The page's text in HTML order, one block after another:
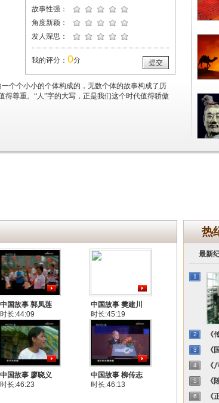
个个小小的个体构成的，无数个体的故事构成了历
尊重。“人”字的大写，正是我们这个时代值得骄傲
故事性强：
角度新颖：
发人深思：
我的评分： 0分 提交
中国故事 郭凤莲
时长:44:09
中国故事 樊建川
时长:45:19
中国故事 廖晓义
时长:46:23
中国故事 柳传志
时长:46:13
热
最新
1
2 《
3 《
4 《
5 《
6 《